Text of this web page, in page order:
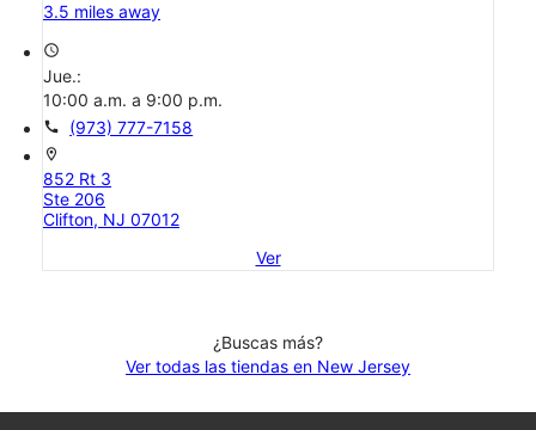
3.5 miles away
access_time
Jue.:
10:00 a.m. a 9:00 p.m.
call (973) 777-7158
location_on
852 Rt 3
Ste 206
Clifton, NJ 07012
Ver
¿Buscas más?
Ver todas las tiendas en New Jersey